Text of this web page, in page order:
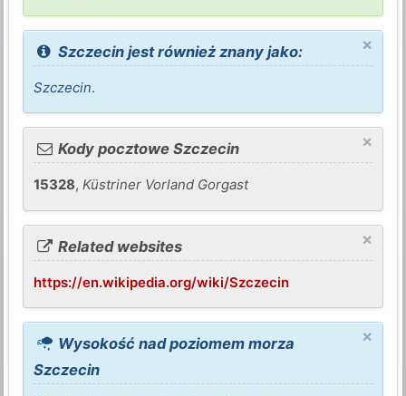
×
Szczecin jest również znany jako:
Szczecin.
×
Kody pocztowe Szczecin
15328,Küstriner Vorland Gorgast
×
Related websites
https://en.wikipedia.org/wiki/Szczecin
×
Wysokość nad poziomem morza
Szczecin